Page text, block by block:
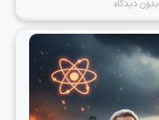
بدون دیدگاه